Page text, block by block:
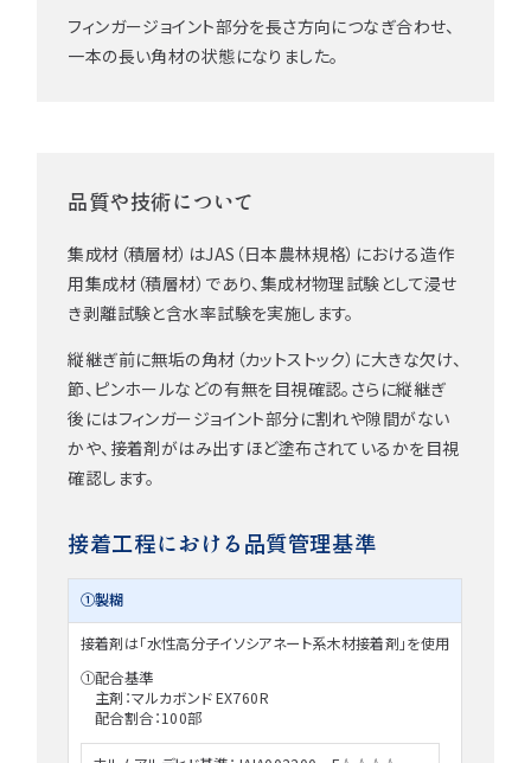
フィンガージョイント部分を長さ方向につなぎ合わせ、
一本の長い角材の状態になりました。
品質や技術について
集成材（積層材）はJAS（日本農林規格）における造作
用集成材（積層材）であり、集成材物理試験として浸せ
き剥離試験と含水率試験を実施します。
縦継ぎ前に無垢の角材（カットストック）に大きな欠け、
節、ピンホールなどの有無を目視確認。 さらに縦継ぎ
後にはフィンガージョイント部分に割れや隙間がない
かや、接着剤がはみ出すほど塗布されているかを目視
確認します。
接着工程における品質管理基準
①製糊
接着剤は「水性高分子イソシアネート系木材接着剤」を使用
①配合基準
主剤：マルカボンド EX760R
配合割合：100部